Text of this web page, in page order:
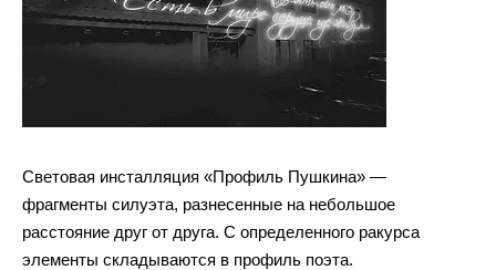
Световая инсталляция «Профиль Пушкина» —
фрагменты силуэта, разнесенные на небольшое
расстояние друг от друга. С определенного ракурса
элементы складываются в профиль поэта.